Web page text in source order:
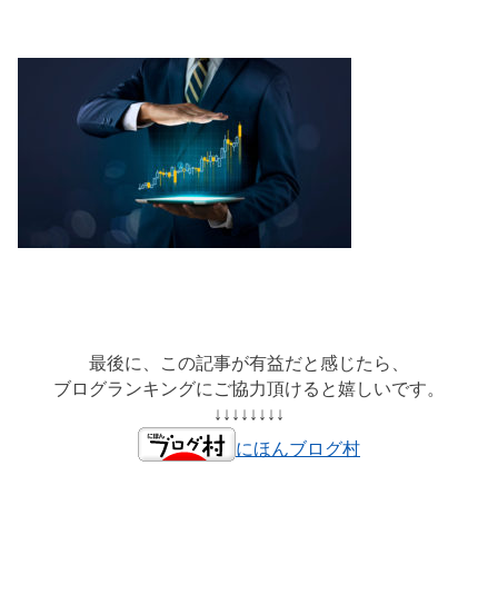
最後に、この記事が有益だと感じたら、
ブログランキングにご協力頂けると嬉しいです。
↓↓↓↓↓↓↓↓
にほんブログ村